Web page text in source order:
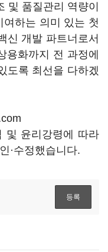
및 품질관리 역량이
하는 의미 있는 첫
신 개발 파트너로서
용화까지 전 과정에
도록 최선을 다하겠
및 윤리강령에 따라
·수정했습니다.